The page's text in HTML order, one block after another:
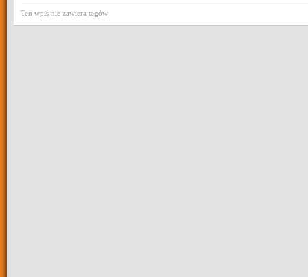
Ten wpis nie zawiera tagów